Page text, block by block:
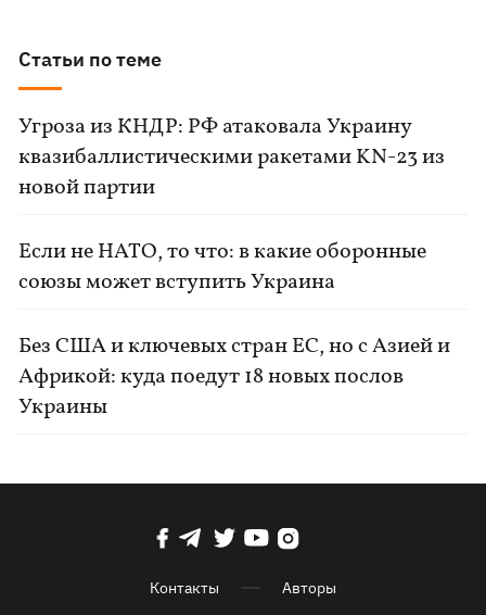
Статьи по теме
Угроза из КНДР: РФ атаковала Украину
квазибаллистическими ракетами KN-23 из
новой партии
Если не НАТО, то что: в какие оборонные
союзы может вступить Украина
Без США и ключевых стран ЕС, но с Азией и
Африкой: куда поедут 18 новых послов
Украины
Контакты Авторы